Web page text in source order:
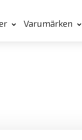
Varumärken